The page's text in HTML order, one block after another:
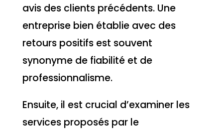
avis des clients précédents. Une
entreprise bien établie avec des
retours positifs est souvent
synonyme de fiabilité et de
professionnalisme.
Ensuite, il est crucial d’examiner les
services proposés par le